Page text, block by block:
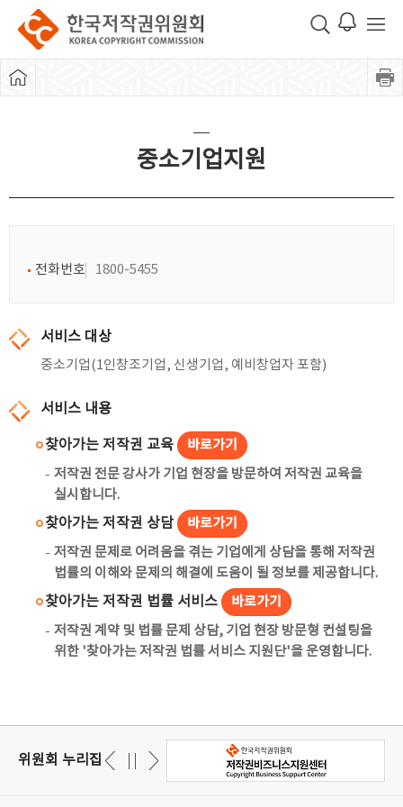
중소기업지원
전화번호 1800-5455
서비스 대상
중소기업(1인창조기업, 신생기업, 예비창업자 포함)
서비스 내용
찾아가는 저작권 교육
바로가기
저작권 전문 강사가 기업 현장을 방문하여 저작권 교육을
실시합니다.
찾아가는 저작권 상담
바로가기
저작권 문제로 어려움을 겪는 기업에게 상담을 통해 저작권
법률의 이해와 문제의 해결에 도움이 될 정보를 제공합니다.
찾아가는 저작권 법률 서비스
바로가기
저작권 계약 및 법률 문제 상담, 기업 현장 방문형 컨설팅을
위한 '찾아가는 저작권 법률 서비스 지원단'을 운영합니다.
위원회 누리집